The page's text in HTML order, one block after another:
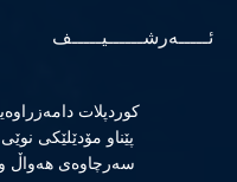
ئـــــەرشــــــیـــــف
كوردپلات
پێناو مۆدێلێكی
سەرچاوەی هەواڵ و